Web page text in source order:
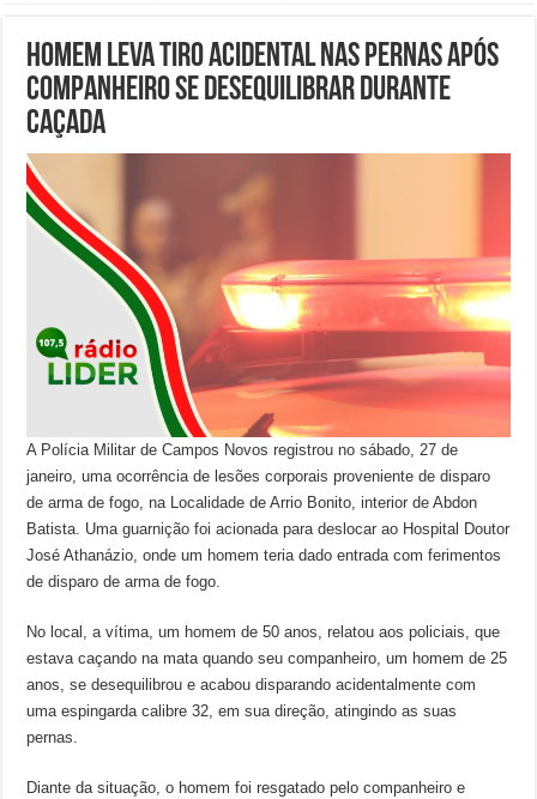
Homem leva tiro acidental nas pernas após
companheiro se desequilibrar durante
caçada
A Polícia Militar de Campos Novos registrou no sábado, 27 de
janeiro, uma ocorrência de lesões corporais proveniente de disparo
de arma de fogo, na Localidade de Arrio Bonito, interior de Abdon
Batista. Uma guarnição foi acionada para deslocar ao Hospital Doutor
José Athanázio, onde um homem teria dado entrada com ferimentos
de disparo de arma de fogo.
No local, a vítima, um homem de 50 anos, relatou aos policiais, que
estava caçando na mata quando seu companheiro, um homem de 25
anos, se desequilibrou e acabou disparando acidentalmente com
uma espingarda calibre 32, em sua direção, atingindo as suas
pernas.
Diante da situação, o homem foi resgatado pelo companheiro e